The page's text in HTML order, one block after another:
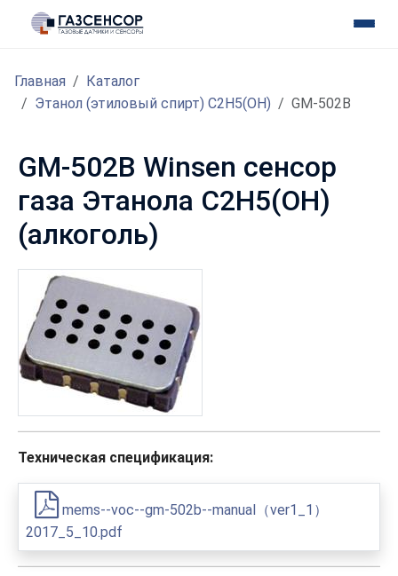
Главная
Каталог
Этанол (этиловый спирт) C2H5(OH)
GM-502B
GM-502B Winsen сенсор
газа Этанола C2H5(OH)
(алкоголь)
Техническая спецификация:
mems--voc--gm-502b--manual（ver1_1）
2017_5_10.pdf